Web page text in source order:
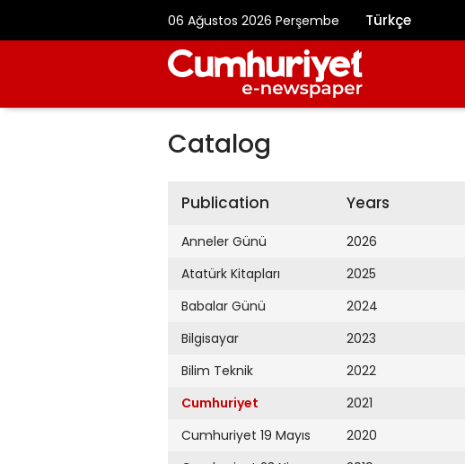
06 Ağustos 2026 Perşembe Türkçe
Catalog
Publication
Anneler Günü
Atatürk Kitapları
Babalar Günü
Bilgisayar
Bilim Teknik
Cumhuriyet
Cumhuriyet 19 Mayıs
Years
2026
2025
2024
2023
2022
2021
2020